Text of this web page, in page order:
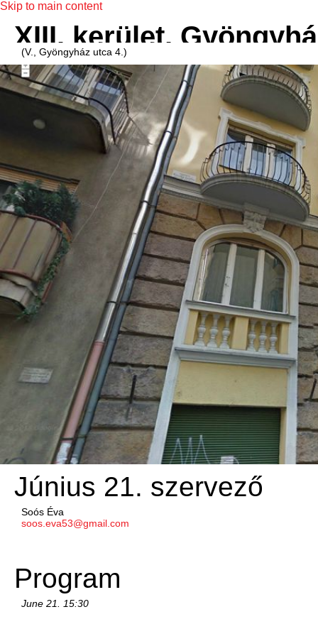
Skip to main content
XIII. kerület,
(V., Gyöngyház utca 4.)
Június 21. szervező
Soós Éva
soos.eva53@gmail.com
Program
June 21. 15:30